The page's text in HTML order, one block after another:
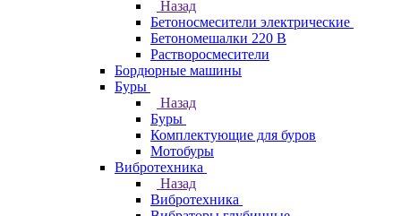
Назад
Бетоносмесители электрические
Бетономешалки 220 В
Растворосмесители
Бордюрные машины
Буры
Назад
Буры
Комплектующие для буров
Мотобуры
Вибротехника
Назад
Вибротехника